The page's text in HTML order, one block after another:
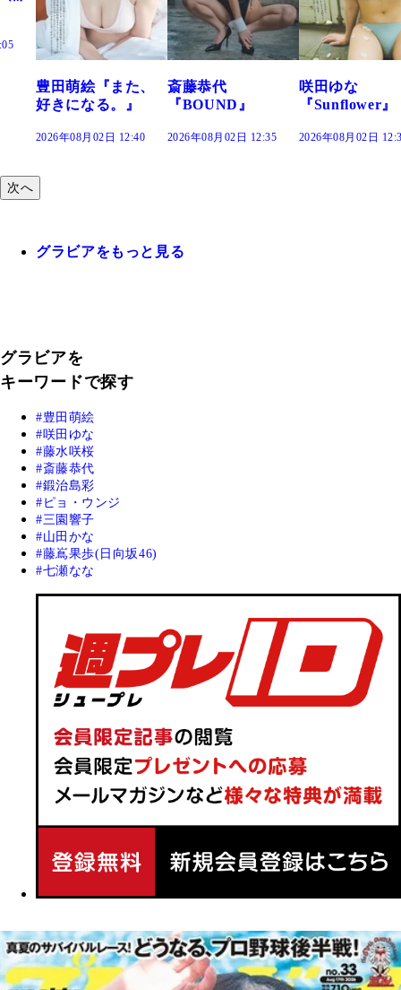
斎藤恭代
『BOUND』
2026年08月02日 12:35
咲田ゆな
『Sunflower』
2026年08月02日 12:30
藤水咲桜『花
だまり』
2026年08月02日
次へ
グラビアをもっと見る
グラビアを
キーワードで探す
豊田萌絵
咲田ゆな
藤水咲桜
斎藤恭代
鍛治島彩
ピョ・ウンジ
三園響子
山田かな
藤嶌果歩(日向坂46)
七瀬なな